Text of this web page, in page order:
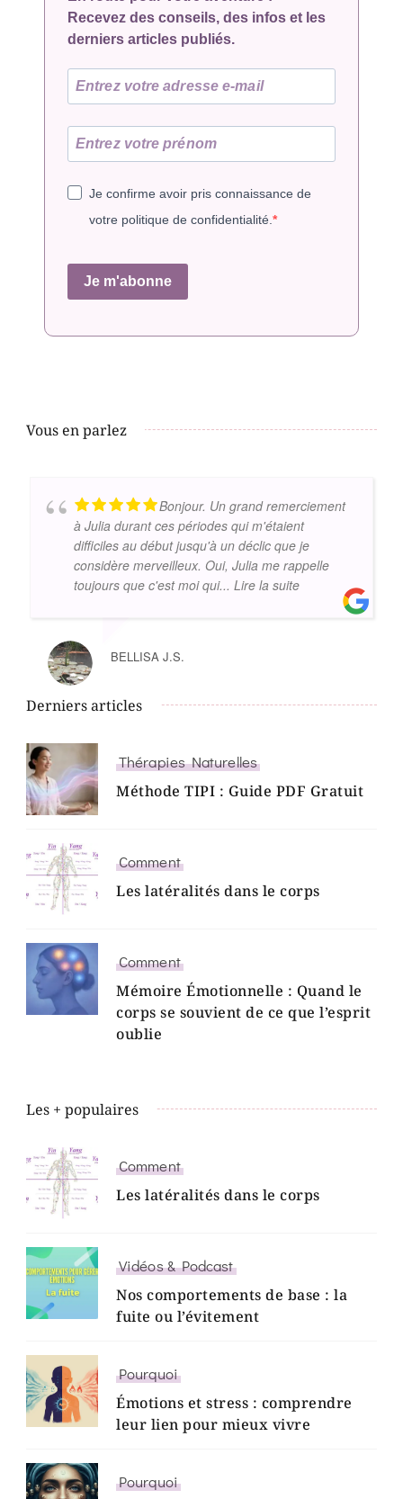
Recevez des conseils, des infos et les
derniers articles publiés.
Je confirme avoir pris connaissance de
votre politique de confidentialité.
Je m'abonne
Vous en parlez
Bonjour. Un grand remerciement
à Julia durant ces périodes qui m'étaient
difficiles au début jusqu'à un déclic que je
considère merveilleux. Oui, Julia me rappelle
toujours que c'est moi qui... Lire la suite
BELLISA J.S.
Derniers articles
Thérapies Naturelles
Méthode TIPI : Guide PDF Gratuit
Comment
Les latéralités dans le corps
Comment
Mémoire Émotionnelle : Quand le
corps se souvient de ce que l’esprit
oublie
Les + populaires
Comment
Les latéralités dans le corps
Vidéos & Podcast
Nos comportements de base : la
fuite ou l’évitement
Pourquoi
Émotions et stress : comprendre
leur lien pour mieux vivre
Pourquoi